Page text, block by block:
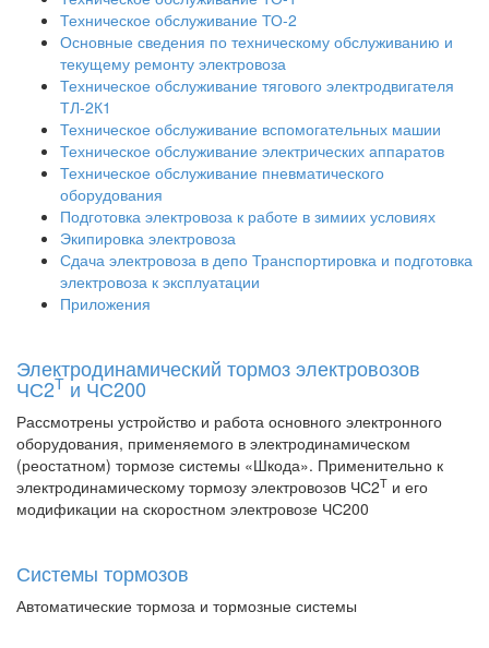
Техническое обслуживание ТО-2
Основные сведения по техническому обслуживанию и
текущему ремонту электровоза
Техническое обслуживание тягового электродвигателя
ТЛ-2К1
Техническое обслуживание вспомогательных машии
Техническое обслуживание электрических аппаратов
Техническое обслуживание пневматического
оборудования
Подготовка электровоза к работе в зимиих условиях
Экипировка электровоза
Сдача электровоза в депо Транспортировка и подготовка
электровоза к эксплуатации
Приложения
Электродинамический тормоз электровозов
ЧС2Т и ЧС200
Рассмотрены устройство и работа основного электронного
оборудования, применяемого в электродинамическом
(реостатном) тормозе системы «Шкода». Применительно к
электродинамическому тормозу электровозов ЧС2Т и его
модификации на скоростном электровозе ЧС200
Системы тормозов
Автоматические тормоза и тормозные системы